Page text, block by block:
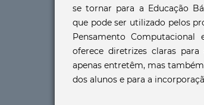
se tornar para a Educação
que pode ser utilizado pelos
Pensamento
oferece diretrizes claras
apenas entretêm, mas
dos alunos e para a